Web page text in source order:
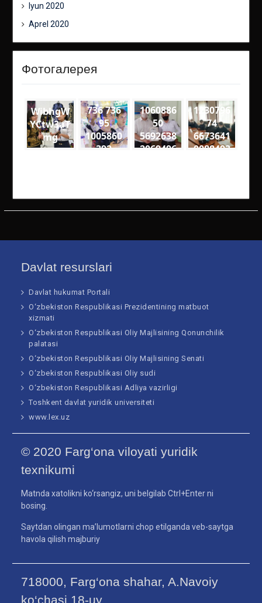
Iyun 2020
Aprel 2020
Фотогалерея
WibhgW
YCtw3aT
mg
736 736
95
1005860
392
1060886
50
5692638
2069496
60108 n
1230796
74
6673641
0088493
46289 n
Davlat resurslari
Davlat hukumat Portali
O‘zbekiston Respublikasi Prezidentining matbuot
xizmati
O‘zbekiston Respublikasi Oliy Majlisining Qonunchilik
palatasi
O‘zbekiston Respublikasi Oliy Majlisining Senati
O‘zbekiston Respublikasi Oliy sudi
O‘zbekiston Respublikasi Adliya vazirligi
Toshkent davlat yuridik universiteti
www.lex.uz
© 2020 Farg‘ona viloyati yuridik
texnikumi
Matnda xatolikni ko‘rsangiz, uni belgilab Ctrl+Enter ni
bosing.
Saytdan olingan ma’lumotlarni chop etilganda veb-saytga
havola qilish majburiy
718000, Farg‘ona shahar, A.Navoiy
ko‘chasi 18-uy